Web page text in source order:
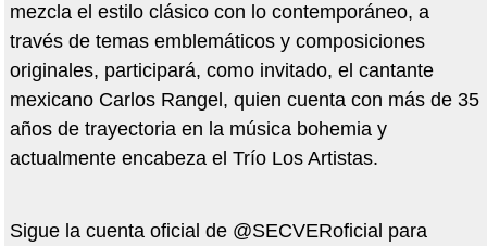
mezcla el estilo clásico con lo contemporáneo, a
través de temas emblemáticos y composiciones
originales, participará, como invitado, el cantante
mexicano Carlos Rangel, quien cuenta con más de 35
años de trayectoria en la música bohemia y
actualmente encabeza el Trío Los Artistas.
Sigue la cuenta oficial de @SECVERoficial para